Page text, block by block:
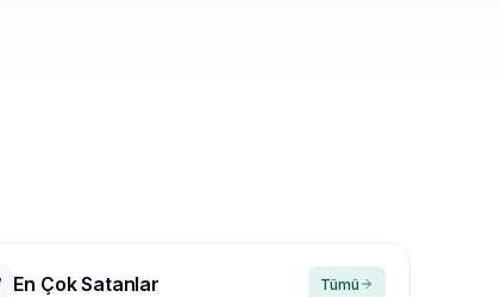
En Çok Satanlar Tümü